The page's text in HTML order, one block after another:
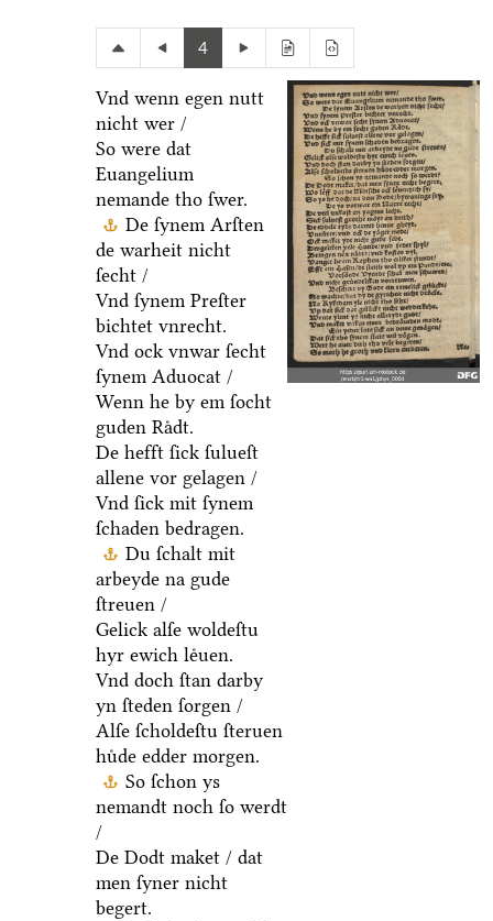
4
Vnd wenn egen nutt
nicht wer /
So were dat
Euangelium
nemande tho ſwer.
De ſynem Arſten
de warheit nicht
ſecht /
Vnd ſynem Preſter
bichtet vnrecht.
Vnd ock vnwar ſecht
ſynem Aduocat /
Wenn he by em ſocht
guden Raͤdt.
De hefft ſick ſulueſt
allene vor gelagen /
Vnd ſick mit ſynem
ſchaden bedragen.
Du ſchalt mit
arbeyde na gude
ſtreuen /
Gelick alſe woldeſtu
hyr ewich leͤuen.
Vnd doch ſtan darby
yn ſteden ſorgen /
Alſe ſcholdeſtu ſteruen
huͤde edder morgen.
So ſchon ys
nemandt noch ſo werdt
/
De Dodt maket / dat
men ſyner nicht
begert.